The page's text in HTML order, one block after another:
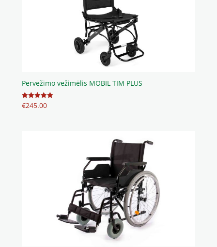
Pervežimo vežimėlis MOBIL TIM PLUS
Įvertinimas:
5.00
€245.00